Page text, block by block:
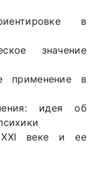
в
значение
применение в
идея об
XXI веке и ее